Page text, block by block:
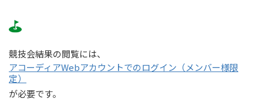
競技会結果の閲覧には、
アコーディアWebアカウントでのログイン（メンバー様限
定）
が必要です。